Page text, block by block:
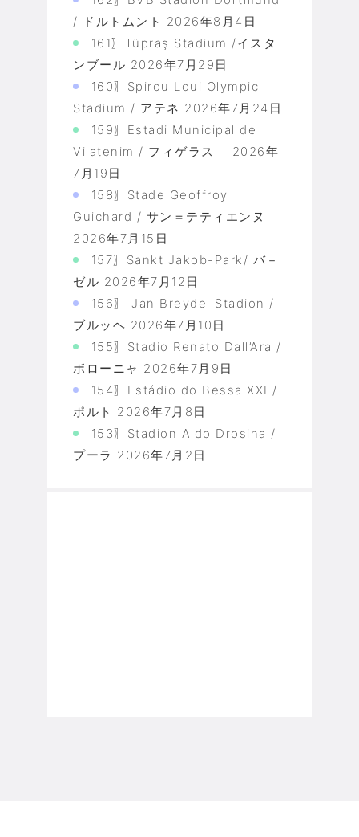
/ ドルトムント 2026年8月4日
161〗Tüpraş Stadium /イスタ
ンブール 2026年7月29日
160〗Spirou Loui Olympic
Stadium / アテネ 2026年7月24日
159〗Estadi Municipal de
Vilatenim / フィゲラス
2026年
7月19日
158〗Stade Geoffroy
Guichard / サン＝テティエンヌ
2026年7月15日
157〗Sankt Jakob-Park/ バ－
ゼル 2026年7月12日
156〗 Jan Breydel Stadion /
ブルッヘ 2026年7月10日
155〗Stadio Renato Dall’Ara /
ボローニャ 2026年7月9日
154〗Estádio do Bessa XXI /
ポルト 2026年7月8日
153〗Stadion Aldo Drosina /
プーラ 2026年7月2日